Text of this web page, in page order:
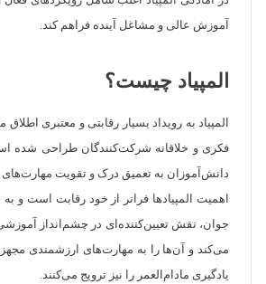
آموزش عالی و مشاغل آینده فراهم کند.
المپیاد چیست؟
المپیاد به رویداد بسیار رقابتی و معتبری
فکری و خلاقانه شرکت‌کنندگان طراحی شده
دانش‌آموزان به تعمیق درک و تقویت
اهمیت المپیادها فراتر از خود رقابت است و
جوان، نقش تعیین‌کننده‌ای در چشم‌انداز آموزشی
می‌کند و آن‌ها را به مهارت‌های ارزشمندی
یادگیری مادام‌العمر را نیز ترویج می‌کنند.